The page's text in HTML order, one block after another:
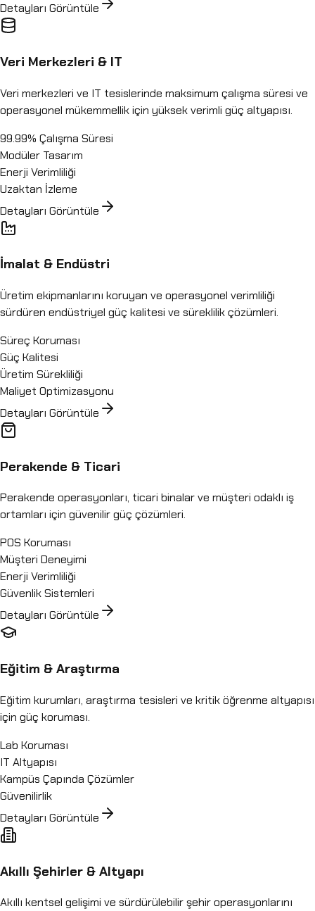
Detayları Görüntüle
Veri Merkezleri & IT
Veri merkezleri ve IT tesislerinde maksimum çalışma süresi ve
operasyonel mükemmellik için yüksek verimli güç altyapısı.
99.99% Çalışma Süresi
Modüler Tasarım
Enerji Verimliliği
Uzaktan İzleme
Detayları Görüntüle
İmalat & Endüstri
Üretim ekipmanlarını koruyan ve operasyonel verimliliği
sürdüren endüstriyel güç kalitesi ve süreklilik çözümleri.
Süreç Koruması
Güç Kalitesi
Üretim Sürekliliği
Maliyet Optimizasyonu
Detayları Görüntüle
Perakende & Ticari
Perakende operasyonları, ticari binalar ve müşteri odaklı iş
ortamları için güvenilir güç çözümleri.
POS Koruması
Müşteri Deneyimi
Enerji Verimliliği
Güvenlik Sistemleri
Detayları Görüntüle
Eğitim & Araştırma
Eğitim kurumları, araştırma tesisleri ve kritik öğrenme altyapısı
için güç koruması.
Lab Koruması
IT Altyapısı
Kampüs Çapında Çözümler
Güvenilirlik
Detayları Görüntüle
Akıllı Şehirler & Altyapı
Akıllı kentsel gelişimi ve sürdürülebilir şehir operasyonlarını